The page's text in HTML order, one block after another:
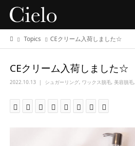
Topics CEクリーム入荷しました☆
CEクリーム入荷しました☆
2022.10.13 シュガーリング, ワックス脱毛, 美容脱毛,